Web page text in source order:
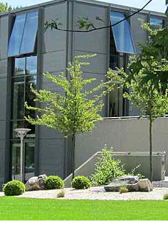
Betriebszweigauswertungen
Fütterung
Bau und Klima
Rindermast
Projekte in der VzF
GmbH
QS
Qualitätsmanagement
VzF Professional
Preise
Verein Lebensmittel